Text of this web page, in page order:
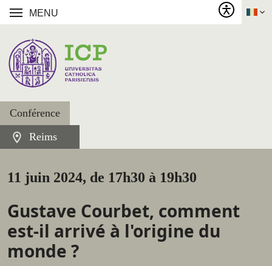
MENU
Conférence
Reims
11 juin 2024, de 17h30 à 19h30
Gustave Courbet, comment
est-il arrivé à l'origine du
monde ?